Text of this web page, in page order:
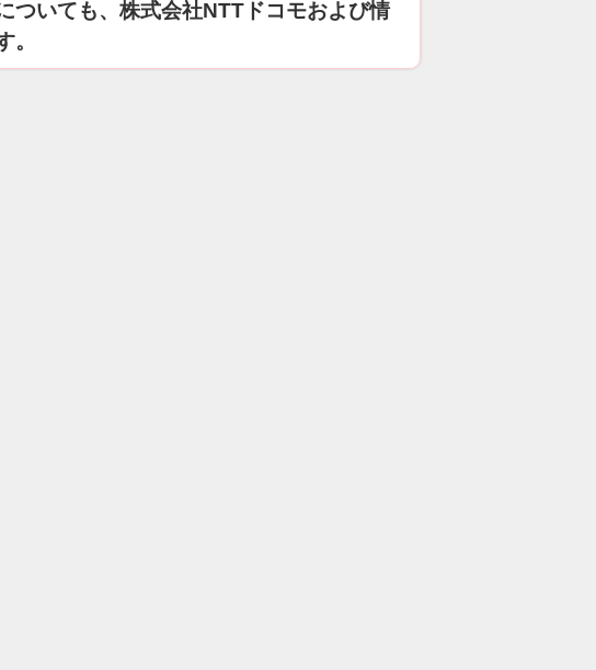
ついても、株式会社NTTドコモおよび情
。